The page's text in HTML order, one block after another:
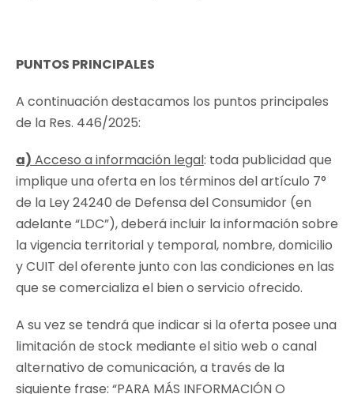
PUNTOS PRINCIPALES
A continuación destacamos los puntos principales
de la Res. 446/2025:
a) Acceso a información legal: toda publicidad que
implique una oferta en los términos del artículo 7°
de la Ley 24240 de Defensa del Consumidor (en
adelante “LDC”), deberá incluir la información sobre
la vigencia territorial y temporal, nombre, domicilio
y CUIT del oferente junto con las condiciones en las
que se comercializa el bien o servicio ofrecido.
A su vez se tendrá que indicar si la oferta posee una
limitación de stock mediante el sitio web o canal
alternativo de comunicación, a través de la
siguiente frase: “PARA MÁS INFORMACIÓN O